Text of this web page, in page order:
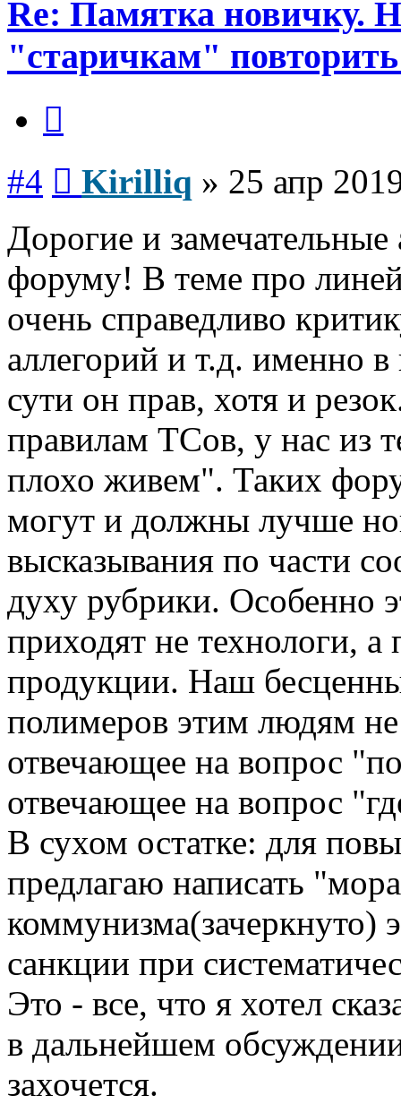
Re: Памятка новичку.
"старичкам"
#4 Kirilliq » 25 апр
Дорогие и
форуму! В теме про
очень справедливо
аллегорий и т.д. именно
сути он прав, хотя и
правилам ТСов, у нас из
плохо живем". Таких
могут и должны лучше
высказывания по части
духу рубрики. Особенно
приходят не технологи, а
продукции. Наш
полимеров этим людям
отвечающее на вопрос
отвечающее на вопрос
В сухом остатке: для
предлагаю написать
коммунизма(зачеркнуто)
санкции при
Это - все, что я хотел
в дальнейшем
захочется.